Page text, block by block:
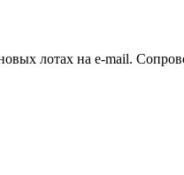
лотах на e-mail.